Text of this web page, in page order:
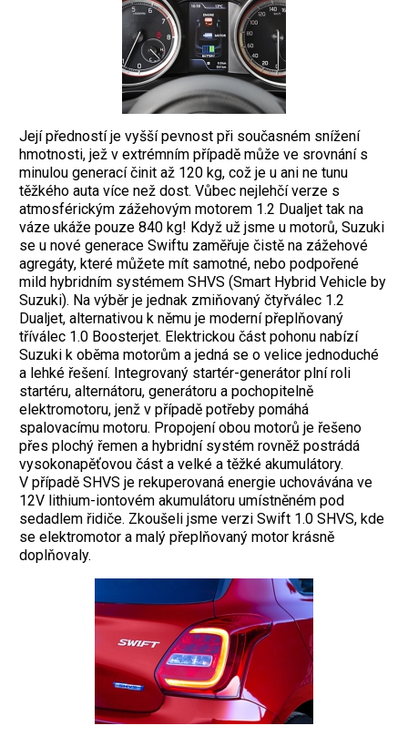
Její předností je vyšší pevnost při současném snížení
hmotnosti, jež v extrémním případě může ve srovnání s
minulou generací činit až 120 kg, což je u ani ne tunu
těžkého auta více než dost. Vůbec nejlehčí verze s
atmosférickým zážehovým motorem 1.2 Dualjet tak na
váze ukáže pouze 840 kg! Když už jsme u motorů, Suzuki
se u nové generace Swiftu zaměřuje čistě na zážehové
agregáty, které můžete mít samotné, nebo podpořené
mild hybridním systémem SHVS (Smart Hybrid Vehicle by
Suzuki). Na výběr je jednak zmiňovaný čtyřválec 1.2
Dualjet, alternativou k němu je moderní přeplňovaný
tříválec 1.0 Boosterjet. Elektrickou část pohonu nabízí
Suzuki k oběma motorům a jedná se o velice jednoduché
a lehké řešení. Integrovaný startér-generátor plní roli
startéru, alternátoru, generátoru a pochopitelně
elektromotoru, jenž v případě potřeby pomáhá
spalovacímu motoru. Propojení obou motorů je řešeno
přes plochý řemen a hybridní systém rovněž postrádá
vysokonapěťovou část a velké a těžké akumulátory.
V případě SHVS je rekuperovaná energie uchovávána ve
12V lithium-iontovém akumulátoru umístněném pod
sedadlem řidiče. Zkoušeli jsme verzi Swift 1.0 SHVS, kde
se elektromotor a malý přeplňovaný motor krásně
doplňovaly.